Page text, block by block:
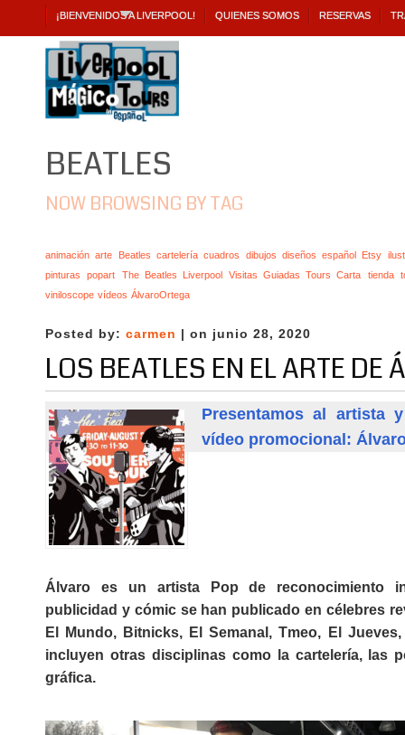
¡BIENVENIDOS A LIVERPOOL! QUIENES SOMOS RESERVAS
BEATLES
NOW BROWSING BY TAG
animación arte Beatles cartelería cuadros dibujos diseños español Etsy
pinturas
popart The Beatles Liverpool Visitas Guiadas Tours Carta tienda
viniloscope vídeos ÁlvaroOrtega
Posted by: carmen | on junio 28, 2020
LOS BEATLES EN EL ARTE DE
Presentamos al artista
vídeo promocional:
Álvaro es un artista Pop de reconocimiento
publicidad y cómic se han publicado en célebres
El Mundo, Bitnicks, El Semanal, Tmeo, El
incluyen otras disciplinas como la cartelería, las
gráfica.